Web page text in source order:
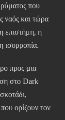
που
ναός και τώρα
επιστήμη, η
ισορροπία.
προς μια
στο Dark
ορίζουν τον